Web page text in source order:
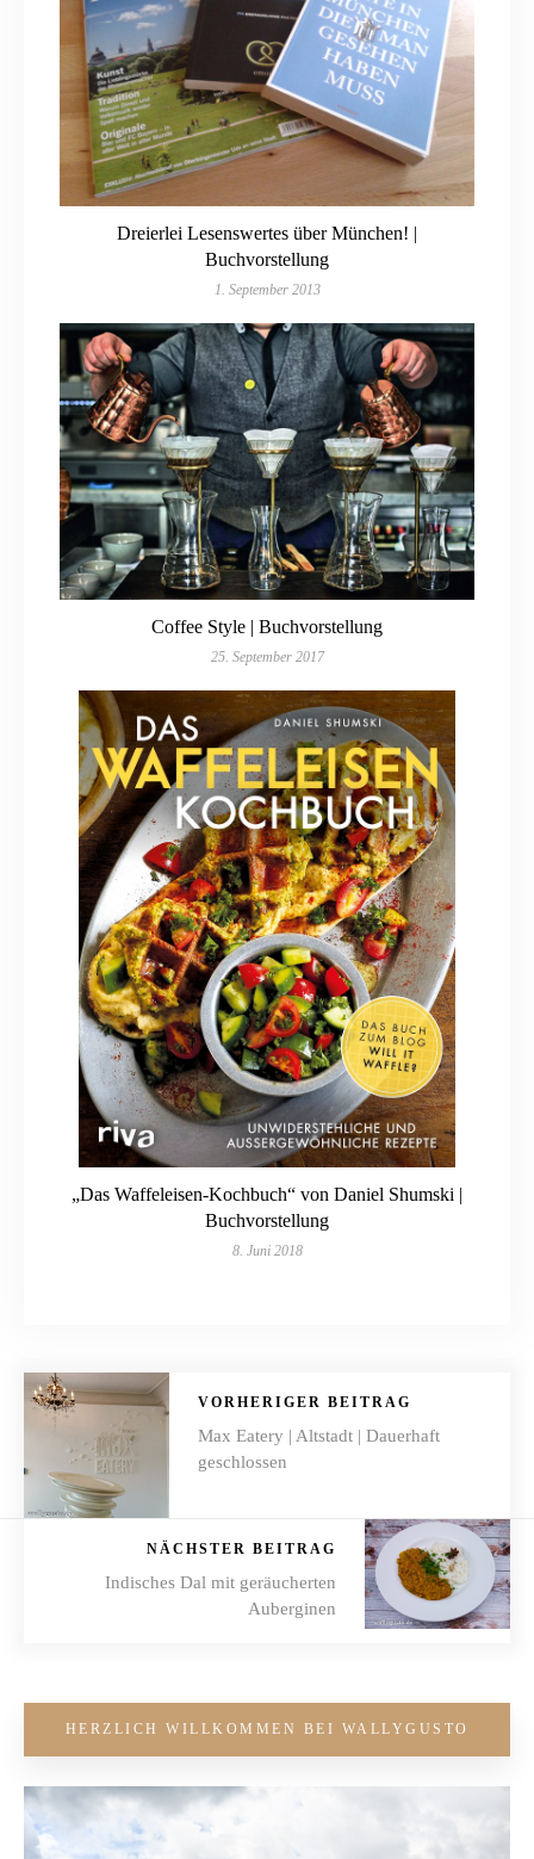
Dreierlei Lesenswertes über München! |
Buchvorstellung
1. September 2013
Coffee Style | Buchvorstellung
25. September 2017
„Das Waffeleisen-Kochbuch“ von Daniel Shumski |
Buchvorstellung
8. Juni 2018
VORHERIGER BEITRAG
Max Eatery | Altstadt | Dauerhaft
geschlossen
NÄCHSTER BEITRAG
Indisches Dal mit geräucherten
Auberginen
HERZLICH WILLKOMMEN BEI WALLYGUSTO